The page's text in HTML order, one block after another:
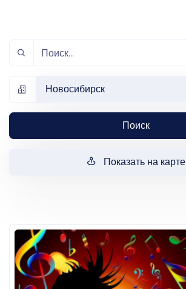
Новосибирск
Поиск
Показать на карте